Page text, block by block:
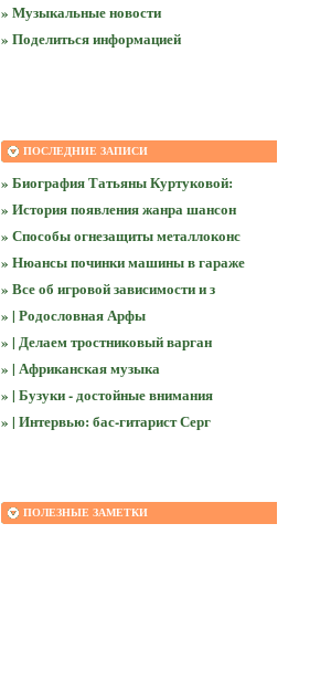
» Музыкальные новости
» Поделиться информацией
ПОСЛЕДНИЕ ЗАПИСИ
» Биография Татьяны Куртуковой:
» История появления жанра шансон
» Способы огнезащиты металлоконс
» Нюансы починки машины в гараже
» Все об игровой зависимости и з
» | Родословная Арфы
» | Делаем тростниковый варган
» | Африканская музыка
» | Бузуки - достойные внимания
» | Интервью: бас-гитарист Серг
ПОЛЕЗНЫЕ ЗАМЕТКИ